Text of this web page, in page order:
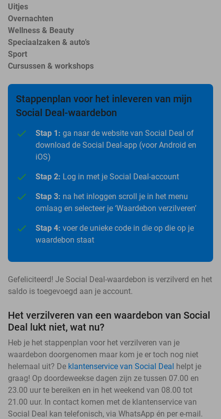
Uitjes
Overnachten
Wellness & Beauty
Speciaalzaken & auto’s
Sport
Cursussen & workshops
Stappenplan voor het inleveren van mijn
Social Deal-waardebon
Stap 1: ga naar de website van Social Deal of
download de Social Deal-app (voor Android en
iOS)
Stap 2: Log in met je Social Deal-account
Stap 3: na het inloggen scroll je in het menu
omlaag en selecteer je ‘Waardebon verzilveren’
Stap 4: voer de unieke code in die op die op je
waardebon staat
Gefeliciteerd! Je Social Deal-waardebon is verzilverd en het
saldo is toegevoegd aan je account.
Het verzilveren van een waardebon van Social
Deal lukt niet, wat nu?
Heb je het stappenplan voor het verzilveren van je
waardebon doorgenomen maar kom je er toch nog niet
helemaal uit? De klantenservice van Social Deal helpt je
graag! Op doordeweekse dagen zijn ze tussen 07.00 en
23.00 uur te bereiken en in het weekend van 08.00 tot
21.00 uur. In contact komen met de klantenservice van
Social Deal kan telefonisch, via WhatsApp én per e-mail.